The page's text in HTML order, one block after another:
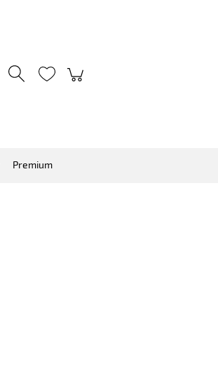
Premium